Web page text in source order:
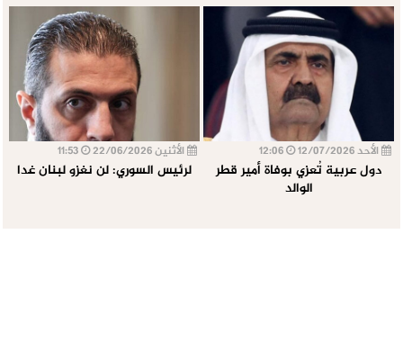
الأحد 12/07/2026
دول عربية تُعزي بوفاة أمير قطر
الوالد
الأثنين 22/06/2026
لرئيس السوري: لن نغزو لبنان غدا